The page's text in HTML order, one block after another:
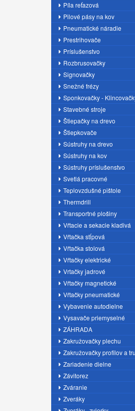
Píla reťazová
Pilové pásy na kov
Pneumatické náradie
Prestrihovače
Príslušenstvo
Rozbrusovačky
Signovačky
Snežné frézy
Sponkovačky -
Stavebné stroje
Štiepačky na drevo
Štiepkovače
Sústruhy na drevo
Sústruhy na kov
Sústruhy príslušenstvo
Svetlá pracovné
Teplovzdušné pištole
Thermdrill
Transportné plošiny
Vŕtacie a sekacie kladivá
Vŕtačka stĺpová
Vŕtačka stolová
Vŕtačky elektrické
Vrtačky jadrové
Vŕtačky magnetické
Vŕtačky pneumatické
Vybavenie autodielne
Vysavače priemyselné
ZÁHRADA
Zakružovačky plechu
Zakružovačky profilov a
Zariadenie dielne
Závitorez
Zváranie
Zveráky